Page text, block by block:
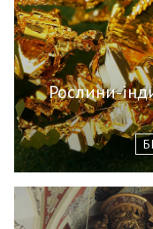
Рослини-